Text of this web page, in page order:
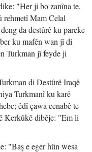
"Her ji bo zanîna te,
rehmetî Mam Celal
da destûrê ku pareke
ku mafên wan jî di
Turkman jî feyde ji
di Destûrê Iraqê
Turkmanî ku karê
êdî çawa cenabê te
Kerkûkê dibêje: "Em li
"Baş e eger hûn wesa